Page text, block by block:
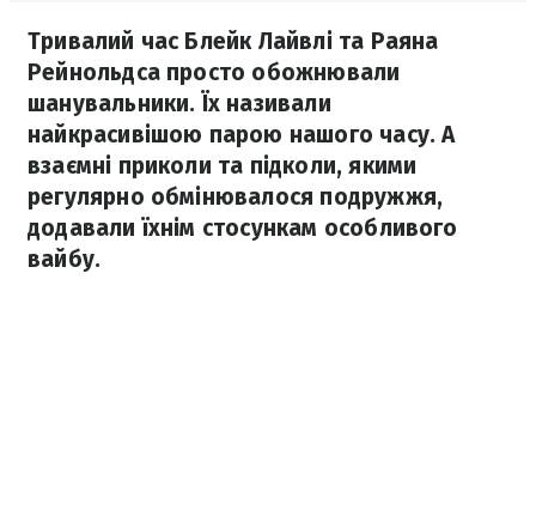
Тривалий час Блейк Лайвлі та Раяна
Рейнольдса просто обожнювали
шанувальники. Їх називали
найкрасивішою парою нашого часу. А
взаємні приколи та підколи, якими
регулярно обмінювалося подружжя,
додавали їхнім стосункам особливого
вайбу.